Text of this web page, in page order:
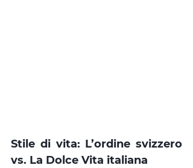
Stile di vita: L’ordine svizzero
vs. La Dolce Vita italiana